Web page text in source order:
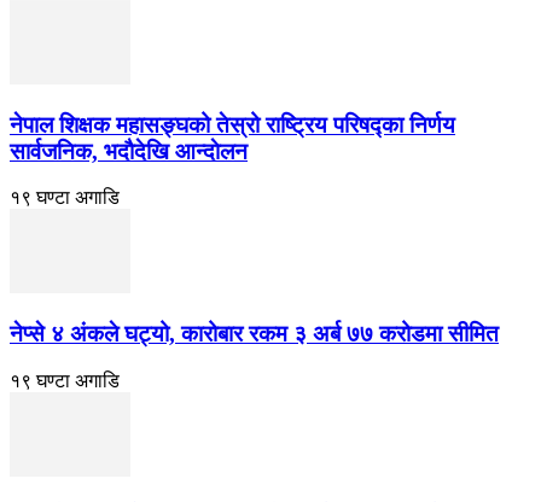
नेपाल शिक्षक महासङ्घको तेस्रो राष्ट्रिय परिषद्का निर्णय
सार्वजनिक, भदाैदेखि आन्दाेलन
१९ घण्टा अगाडि
नेप्से ४ अंकले घट्यो, कारोबार रकम ३ अर्ब ७७ करोडमा सीमित
१९ घण्टा अगाडि